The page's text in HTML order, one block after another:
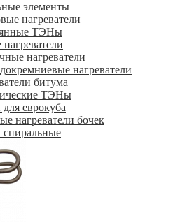
элементы
нагреватели
ТЭНы
нагреватели
нагреватели
битума
ТЭНы
еврокуба
нагреватели бочек